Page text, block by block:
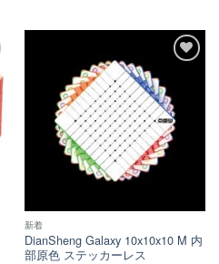
新着
DianSheng Galaxy 10x10x10 M 内
部原色 ステッカーレス